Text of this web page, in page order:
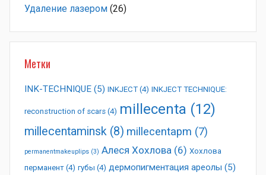
Удаление лазером (26)
Метки
INK-TECHNIQUE (5) INKJECT (4) INKJECT TECHNIQUE:
reconstruction of scars (4) millecenta (12)
millecentaminsk (8) millecentapm (7)
permanentmakeuplips (3) Алеся Хохлова (6) Хохлова
перманент (4) губы (4) дермопигментация ареолы (5)